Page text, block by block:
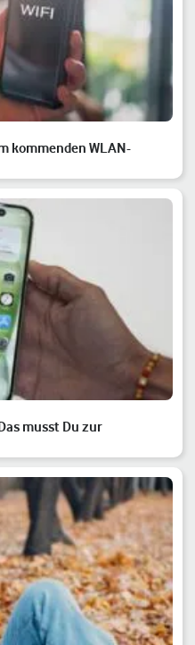
kommenden WLAN-
musst Du zur